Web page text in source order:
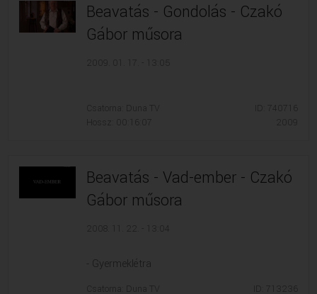
Beavatás - Gondolás - Czakó
Gábor műsora
2009. 01. 17. - 13:05
Csatorna: Duna TV
Hossz: 00:16:07
ID: 740716
Beavatás - Vad-ember - Czakó
Gábor műsora
2008. 11. 22. - 13:04
- Gyermeklétra
Csatorna: Duna TV ID: 713236